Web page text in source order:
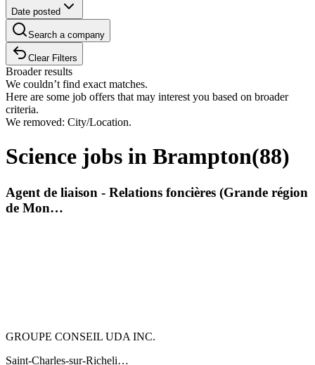
Date posted
Search a company
Clear Filters
Broader results
We couldn’t find exact matches.
Here are some job offers that may interest you based on broader
criteria.
We removed: City/Location.
Science jobs in Brampton(88)
Agent de liaison - Relations foncières (Grande région
de Mon…
GROUPE CONSEIL UDA INC.
Saint-Charles-sur-Richeli…